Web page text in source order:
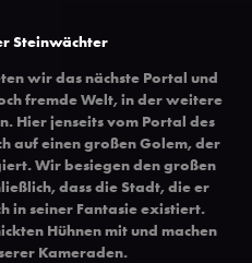
Steinwächter
wir das nächste Portal und
fremde Welt, in der weitere
Hier jenseits vom Portal des
auf einen großen Golem, der
Wir besiegen den großen
dass die Stadt, die er
in seiner Fantasie existiert.
Hühnen mit und machen
Kameraden.